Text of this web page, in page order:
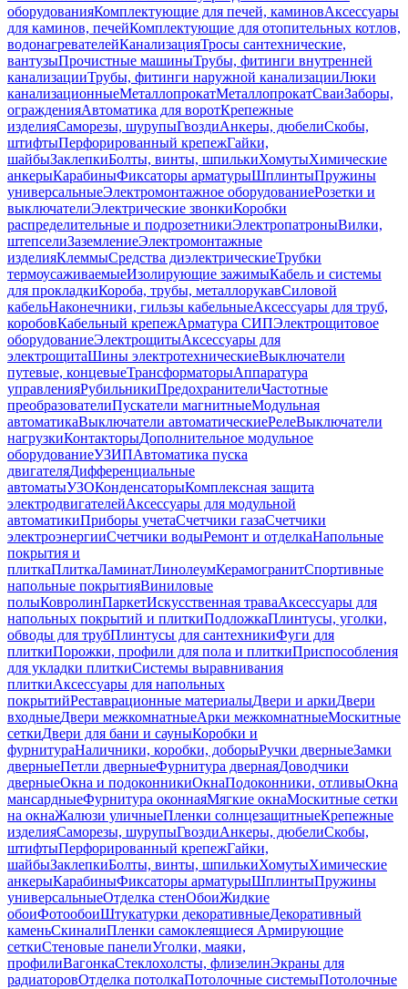
оборудованияКомплектующие для печей, каминовАксессуары
для каминов, печейКомплектующие для отопительных котлов,
водонагревателейКанализацияТросы сантехнические,
вантузыПрочистные машиныТрубы, фитинги внутренней
канализацииТрубы, фитинги наружной канализацииЛюки
канализационныеМеталлопрокатМеталлопрокатСваиЗаборы,
огражденияАвтоматика для воротКрепежные
изделияСаморезы, шурупыГвоздиАнкеры, дюбелиСкобы,
штифтыПерфорированный крепежГайки,
шайбыЗаклепкиБолты, винты, шпилькиХомутыХимические
анкерыКарабиныФиксаторы арматурыШплинтыПружины
универсальныеЭлектромонтажное оборудованиеРозетки и
выключателиЭлектрические звонкиКоробки
распределительные и подрозетникиЭлектропатроныВилки,
штепселиЗаземлениеЭлектромонтажные
изделияКлеммыСредства диэлектрическиеТрубки
термоусаживаемыеИзолирующие зажимыКабель и системы
для прокладкиКороба, трубы, металлорукавСиловой
кабельНаконечники, гильзы кабельныеАксессуары для труб,
коробовКабельный крепежАрматура СИПЭлектрощитовое
оборудованиеЭлектрощитыАксессуары для
электрощитаШины электротехническиеВыключатели
путевые, концевыеТрансформаторыАппаратура
управленияРубильникиПредохранителиЧастотные
преобразователиПускатели магнитныеМодульная
автоматикаВыключатели автоматическиеРелеВыключатели
нагрузкиКонтакторыДополнительное модульное
оборудованиеУЗИПАвтоматика пуска
двигателяДифференциальные
автоматыУЗОКонденсаторыКомплексная защита
электродвигателейАксессуары для модульной
автоматикиПриборы учетаСчетчики газаСчетчики
электроэнергииСчетчики водыРемонт и отделкаНапольные
покрытия и
плиткаПлиткаЛаминатЛинолеумКерамогранитСпортивные
напольные покрытияВиниловые
полыКовролинПаркетИскусственная траваАксессуары для
напольных покрытий и плиткиПодложкаПлинтусы, уголки,
обводы для трубПлинтусы для сантехникиФуги для
плиткиПорожки, профили для пола и плиткиПриспособления
для укладки плиткиСистемы выравнивания
плиткиАксессуары для напольных
покрытийРеставрационные материалыДвери и аркиДвери
входныеДвери межкомнатныеАрки межкомнатныеМоскитные
сеткиДвери для бани и сауныКоробки и
фурнитураНаличники, коробки, доборыРучки дверныеЗамки
дверныеПетли дверныеФурнитура двернаяДоводчики
дверныеОкна и подоконникиОкнаПодоконники, отливыОкна
мансардныеФурнитура оконнаяМягкие окнаМоскитные сетки
на окнаЖалюзи уличныеПленки солнцезащитныеКрепежные
изделияСаморезы, шурупыГвоздиАнкеры, дюбелиСкобы,
штифтыПерфорированный крепежГайки,
шайбыЗаклепкиБолты, винты, шпилькиХомутыХимические
анкерыКарабиныФиксаторы арматурыШплинтыПружины
универсальныеОтделка стенОбоиЖидкие
обоиФотообоиШтукатурки декоративныеДекоративный
каменьСкиналиПленки самоклеящиеся Армирующие
сеткиСтеновые панелиУголки, маяки,
профилиВагонкаСтеклохолсты, флизелинЭкраны для
радиаторовОтделка потолкаПотолочные системыПотолочные